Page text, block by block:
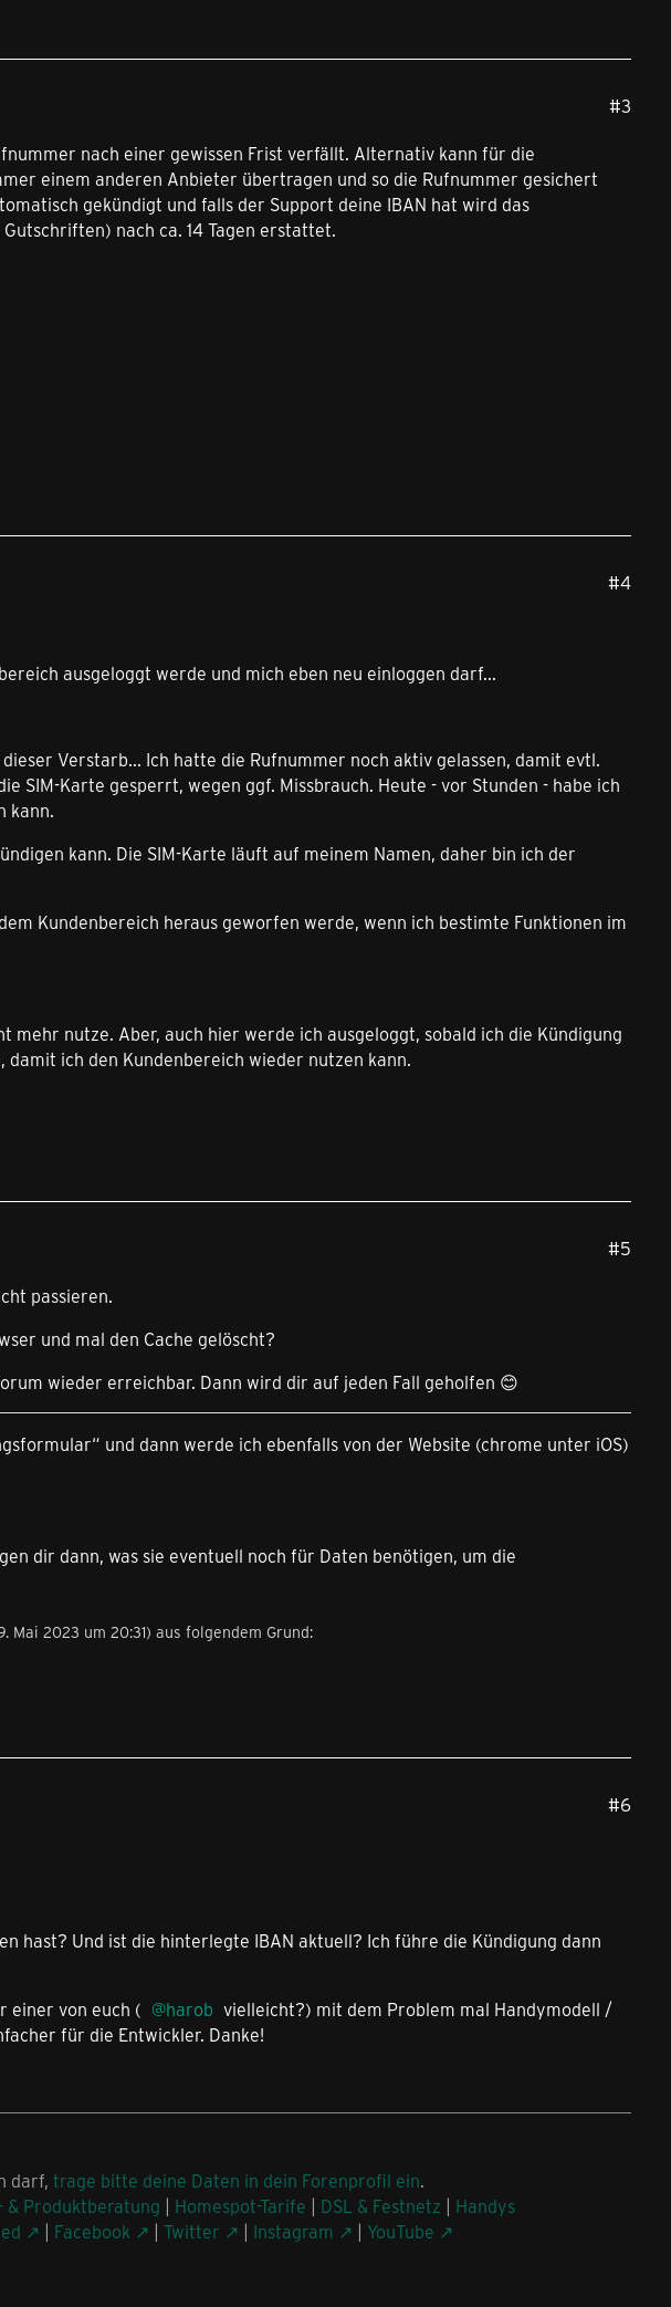
#3
nach einer gewissen Frist verfällt. Alternativ kann für die
einem anderen Anbieter übertragen und so die Rufnummer gesichert
gekündigt und falls der Support deine IBAN hat wird das
nach ca. 14 Tagen erstattet.
#4
ausgeloggt werde und mich eben neu einloggen darf...
Verstarb... Ich hatte die Rufnummer noch aktiv gelassen, damit evtl.
SIM-Karte gesperrt, wegen ggf. Missbrauch. Heute - vor Stunden - habe ich
kann.
kann. Die SIM-Karte läuft auf meinem Namen, daher bin ich der
Kundenbereich heraus geworfen werde, wenn ich bestimte Funktionen im
mehr nutze. Aber, auch hier werde ich ausgeloggt, sobald ich die Kündigung
ich den Kundenbereich wieder nutzen kann.
#5
passieren.
und mal den Cache gelöscht?
wieder erreichbar. Dann wird dir auf jeden Fall geholfen 😊
und dann werde ich ebenfalls von der Website (chrome unter iOS)
dir dann, was sie eventuell noch für Daten benötigen, um die
Mai 2023 um 20:31) aus folgendem Grund:
#6
hast? Und ist die hinterlegte IBAN aktuell? Ich führe die Kündigung dann
einer von euch (
harob vielleicht?) mit dem Problem mal Handymodell /
für die Entwickler. Danke!
darf, trage bitte deine Daten in dein Forenprofil ein.
& Produktberatung | Homespot-Tarife | DSL & Festnetz | Handys
| Facebook | Twitter | Instagram | YouTube